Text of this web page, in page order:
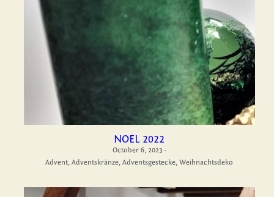
NOEL 2022
October 6, 2023 ·
Advent, Adventskränze, Adventsgestecke, Weihnachtsdeko